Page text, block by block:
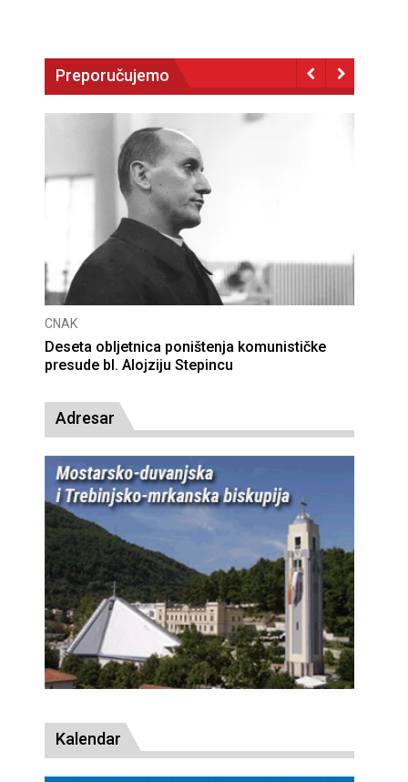
Preporučujemo
CNAK
Deseta obljetnica poništenja komunističke
presude bl. Alojziju Stepincu
Adresar
Kalendar